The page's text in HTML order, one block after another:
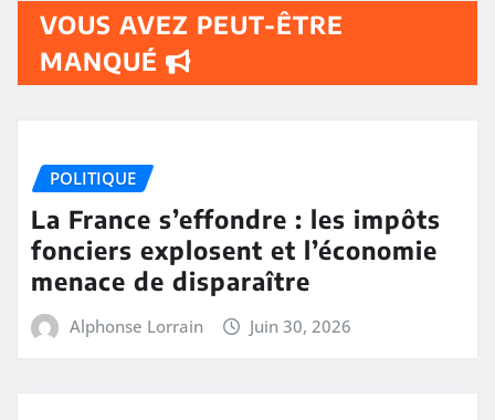
VOUS AVEZ PEUT-ÊTRE
MANQUÉ
POLITIQUE
La France s’effondre : les impôts
fonciers explosent et l’économie
menace de disparaître
Alphonse Lorrain Juin 30, 2026